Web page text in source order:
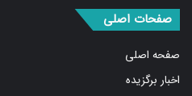
صفحه اصلی
اخبار برگزیده
سیاسی